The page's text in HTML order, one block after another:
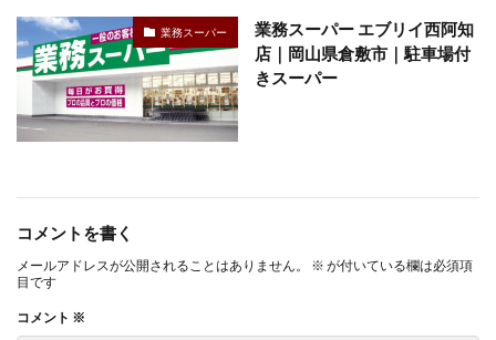
業務スーパー
業務スーパー エブリイ西阿知
店｜岡山県倉敷市｜駐車場付
きスーパー
コメントを書く
メールアドレスが公開されることはありません。 ※ が付いている欄は必須項
目です
コメント ※